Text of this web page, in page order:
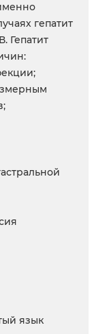
гепатит
Гепатит
язык